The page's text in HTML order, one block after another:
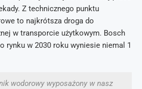
Z technicznego punktu
to najkrótsza droga do
w transporcie użytkowym. Bosch
rynku w 2030 roku wyniesie niemal 1
wodorowy wyposażony w nasz